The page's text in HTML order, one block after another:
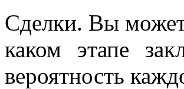
Сделки. Вы
каком этапе
вероятность